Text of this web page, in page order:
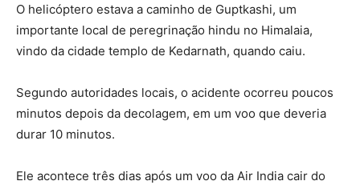
O helicóptero estava a caminho de Guptkashi, um
importante local de peregrinação hindu no Himalaia,
vindo da cidade templo de Kedarnath, quando caiu.
Segundo autoridades locais, o acidente ocorreu poucos
minutos depois da decolagem, em um voo que deveria
durar 10 minutos.
Ele acontece três dias após um voo da Air India cair do